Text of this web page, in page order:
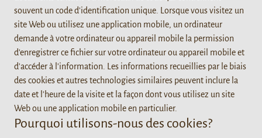
souvent un code d'identification unique. Lorsque vous visitez un
site Web ou utilisez une application mobile, un ordinateur
demande à votre ordinateur ou appareil mobile la permission
d'enregistrer ce fichier sur votre ordinateur ou appareil mobile et
d'accéder à l'information. Les informations recueillies par le biais
des cookies et autres technologies similaires peuvent inclure la
date et l'heure de la visite et la façon dont vous utilisez un site
Web ou une application mobile en particulier.
Pourquoi utilisons-nous des cookies?